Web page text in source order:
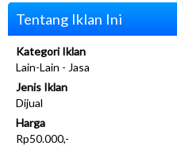
Tentang Iklan Ini
Kategori Iklan
Lain-Lain - Jasa
Jenis Iklan
Dijual
Harga
Rp50.000,-